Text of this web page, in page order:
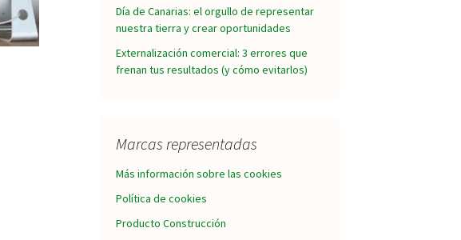
Día de Canarias: el orgullo de representar
nuestra tierra y crear oportunidades
Externalización comercial: 3 errores que
frenan tus resultados (y cómo evitarlos)
Marcas representadas
Más información sobre las cookies
Política de cookies
Producto Construcción